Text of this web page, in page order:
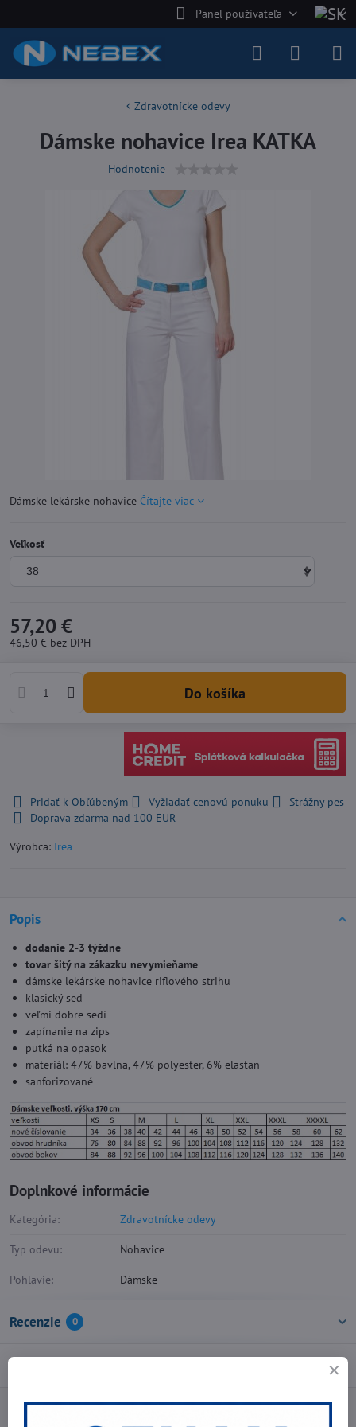
Panel používateľa
Zdravotnícke odevy
Dámske nohavice Irea KATKA
Hodnotenie
Dámske lekárske nohavice Čítajte viac
Veľkosť
57,20 €
46,50 € bez DPH
Do košíka
Pridať k Obľúbeným Vyžiadať cenovú ponuku
Strážny pes
Doprava zdarma nad 100 EUR
Výrobca: Irea
Popis
dodanie 2-3 týždne
tovar šitý na zákazku nevymieňame
dámske lekárske nohavice riflového strihu
klasický sed
veľmi dobre sedí
zapínanie na zips
putká na opasok
materiál: 47% bavlna, 47% polyester, 6% elastan
sanforizované
Doplnkové informácie
Kategória: Zdravotnícke odevy
Typ odevu: Nohavice
Pohlavie: Dámske
Recenzie 0
FacebookTwitterBlueskyPinterestReddit LinkedIn WhatsApp